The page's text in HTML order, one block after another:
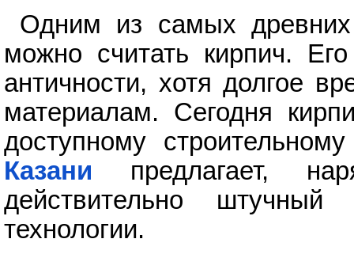
Одним из самых древних
можно считать кирпич.
античности, хотя долгое
материалам. Сегодня
доступному
Казани предлагает,
действительно
технологии.